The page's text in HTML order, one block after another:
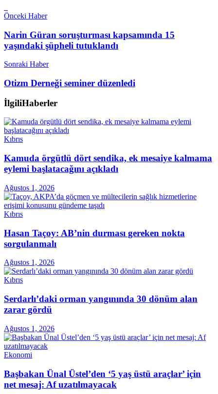
Önceki Haber
Narin Güran soruşturması kapsamında 15
yaşındaki şüpheli tutuklandı
Sonraki Haber
Otizm Derneği seminer düzenledi
İlgiliHaberler
Kıbrıs
Kamuda örgütlü dört sendika, ek mesaiye kalmama
eylemi başlatacağını açıkladı
Ağustos 1, 2026
Kıbrıs
Hasan Taçoy: AB’nin durması gereken nokta
sorgulanmalı
Ağustos 1, 2026
Kıbrıs
Serdarlı’daki orman yangınında 30 dönüm alan
zarar gördü
Ağustos 1, 2026
Ekonomi
Başbakan Ünal Üstel’den ‘5 yaş üstü araçlar’ için
net mesaj: Af uzatılmayacak